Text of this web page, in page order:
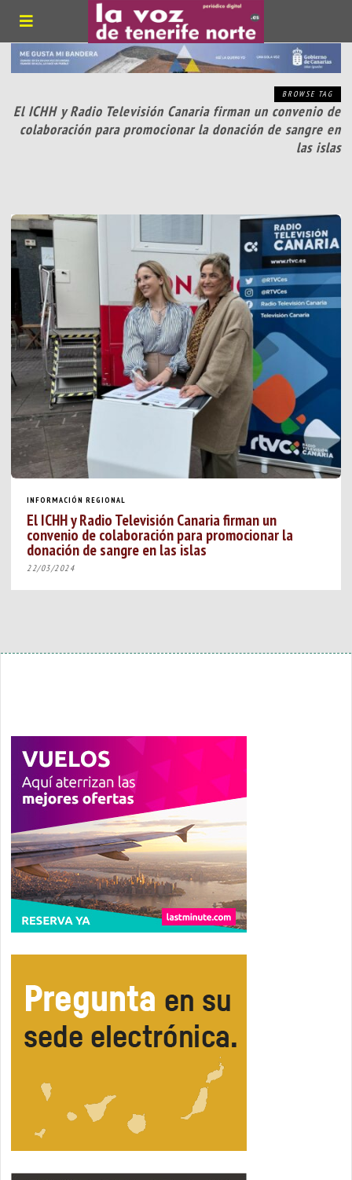
BROWSE TAG
El ICHH y Radio Televisión Canaria firman un convenio de
colaboración para promocionar la donación de sangre en
las islas
INFORMACIÓN REGIONAL
El ICHH y Radio Televisión Canaria firman un
convenio de colaboración para promocionar la
donación de sangre en las islas
22/03/2024